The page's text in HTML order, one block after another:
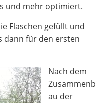
und mehr optimiert.
Flaschen gefüllt und
dann für den ersten
Nach dem
Zusammenb
au der